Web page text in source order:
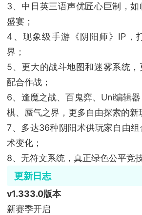
3、中日英三语声优匠心巨制，
盛宴；
4、现象级手游《阴阳师》IP，
界；
5、更大的战斗地图和迷雾系统，
配合作战；
6、逢魔之战、百鬼弈、Uni编辑
棋、蜃气之界，更多自由探索的新
7、多达36种阴阳术供玩家自由
术变化；
8、无符文系统，真正绿色公平竞技
更新日志
v1.333.0版本
新赛季开启